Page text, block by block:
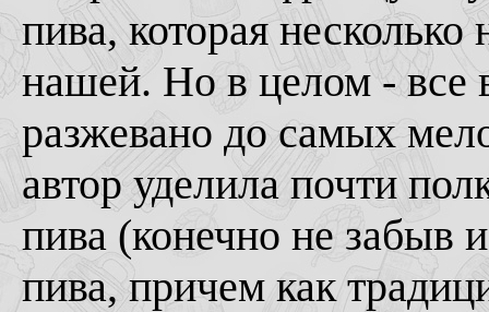
пива, которая
нашей. Но в целом - все
разжевано до самых
автор уделила почти
пива (конечно не забыв
пива, причем как